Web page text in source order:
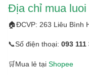
Địa chỉ mua luoi
🏠ĐCVP: 263 Liêu Bình
📞Số điện thoại: 093
🛒Mua lẻ tại Shopee